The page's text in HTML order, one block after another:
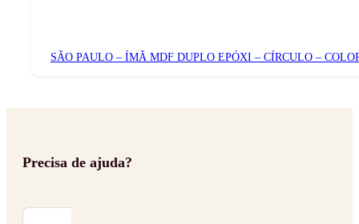
SÃO PAULO – ÍMÃ MDF DUPLO EPÓXI – CÍRCULO –
Precisa de ajuda?